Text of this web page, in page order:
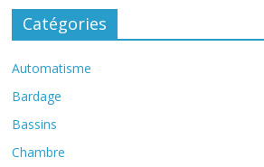
Catégories
Automatisme
Bardage
Bassins
Chambre